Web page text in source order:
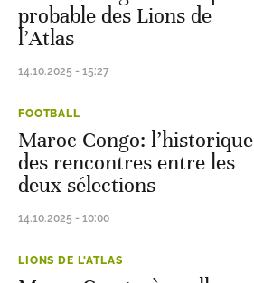
probable des Lions de
l’Atlas
14.10.2025 - 15:27
FOOTBALL
Maroc-Congo: l’historique
des rencontres entre les
deux sélections
14.10.2025 - 10:00
LIONS DE L'ATLAS